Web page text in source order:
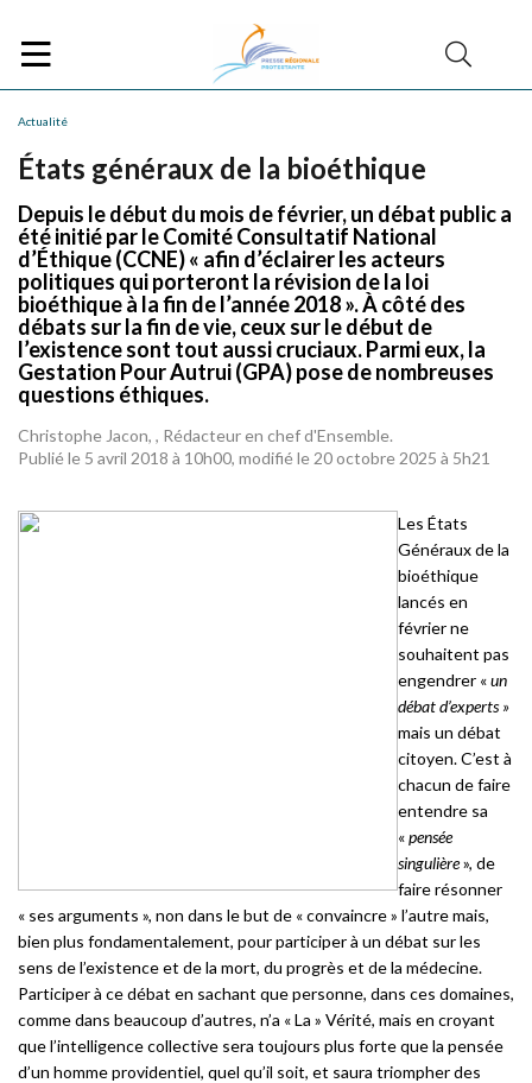
Actualité
États généraux de la bioéthique
Depuis le début du mois de février, un débat public a
été initié par le Comité Consultatif National
d’Éthique (CCNE) « afin d’éclairer les acteurs
politiques qui porteront la révision de la loi
bioéthique à la fin de l’année 2018 ». À côté des
débats sur la fin de vie, ceux sur le début de
l’existence sont tout aussi cruciaux. Parmi eux, la
Gestation Pour Autrui (GPA) pose de nombreuses
questions éthiques.
Christophe Jacon, , Rédacteur en chef d'Ensemble.
Publié le 5 avril 2018 à 10h00, modifié le 20 octobre 2025 à 5h21
Les États
Généraux de la
bioéthique
lancés en
février ne
souhaitent pas
engendrer «un
débat d’experts »
mais un débat
citoyen. C’est à
chacun de faire
entendre sa
«pensée
singulière», de
faire résonner
« ses arguments », non dans le but de « convaincre » l’autre mais,
bien plus fondamentalement, pour participer à un débat sur les
sens de l’existence et de la mort, du progrès et de la médecine.
Participer à ce débat en sachant que personne, dans ces domaines,
comme dans beaucoup d’autres, n’a « La » Vérité, mais en croyant
que l’intelligence collective sera toujours plus forte que la pensée
d’un homme providentiel, quel qu’il soit, et saura triompher des